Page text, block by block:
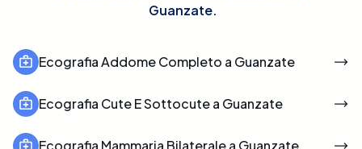
Guanzate.
Ecografia Addome Completo a Guanzate
Ecografia Cute E Sottocute a Guanzate
Ecografia Mammaria Bilaterale a Guanzate